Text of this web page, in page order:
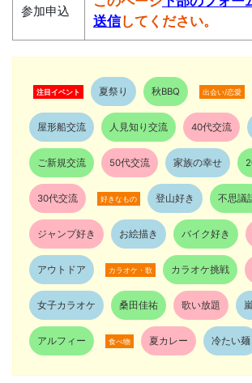
参加申込
送信してください。
注目イベント 夏祭り 秋BBQ 出会い/恋愛
屋形船交流 人見知り交流 40代交流
ご新規交流 50代交流 家族の幸せ
30代交流 好きなもの 登山好き 不思議
ジャンプ好き お絵描き バイク好き
アウトドア カラオケ・歌 カラオケ挑戦
女子カラオケ 桑田佳祐 歌い放題
アルフィー 食べ物 夏カレー 冷たい麺